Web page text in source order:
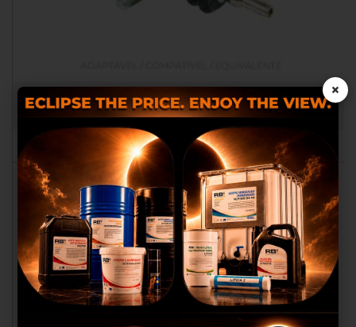
RB005009
Utilizamos cookies próprias e
de terceiros para proporcionar-
lhes uma melhor experiência
de compra, realizar um análise
estatístico que nos servem para
melhorar os nossos serviços e
possamos oferecer-lhes
melhores produtos em
anúncios publicitários.
×